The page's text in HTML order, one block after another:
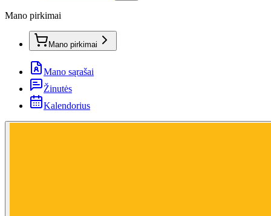
Mano pirkimai
Mano pirkimai
Mano sąrašai
Žinutės
Kalendorius